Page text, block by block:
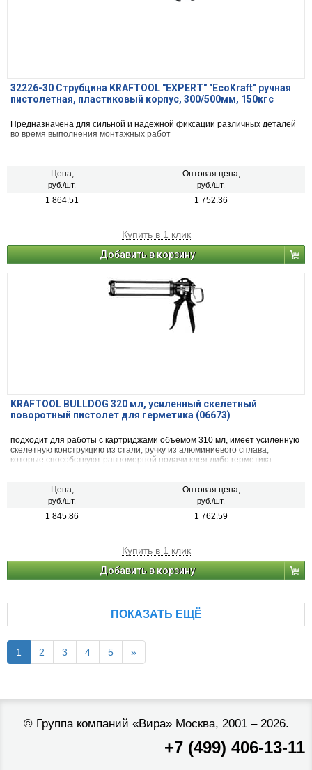
32226-30 Струбцина KRAFTOOL "EXPERT" "EcoKraft" ручная
пистолетная, пластиковый корпус, 300/500мм, 150кгс
Предназначена для сильной и надежной фиксации различных деталей
во время выполнения монтажных работ
Цена,
руб./шт.
Оптовая цена,
руб./шт.
1 864.51 1 752.36
Купить в 1 клик
Добавить в корзину
KRAFTOOL BULLDOG 320 мл, усиленный cкелетный
поворотный пистолет для герметика (06673)
подходит для работы с картриджами объемом 310 мл, имеет усиленную
скелетную конструкцию из стали, ручку из алюминиевого сплава,
которые способствуют равномерной подачи клея либо герметика.
Цена,
руб./шт.
Оптовая цена,
руб./шт.
1 845.86 1 762.59
Купить в 1 клик
Добавить в корзину
ПОКАЗАТЬ ЕЩЁ
1 2 3 4 5 »
© Группа компаний «Вира»Москва, 2001 – 2026.
+7 (499) 406-13-11